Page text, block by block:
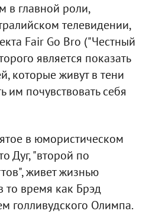
в главной роли,
телевидении,
Fair Go Bro ("Честный
является показать
которые живут в тени
им почувствовать себя
в юмористическом
Дуг, "второй по
живет жизнью
то время как Брэд
голливудского Олимпа.